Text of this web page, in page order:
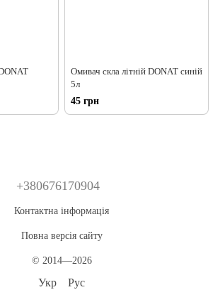
Омивач скла літній DONAT синій
5л
45 грн
+380676170904
Контактна інформація
Повна версія сайту
© 2014—2026
Укр Рус